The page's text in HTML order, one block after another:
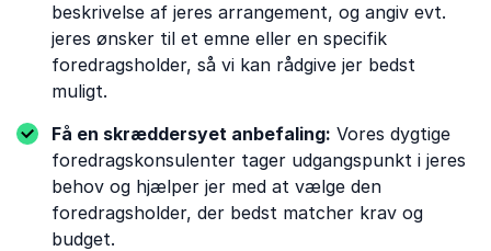
beskrivelse af jeres arrangement, og angiv evt.
jeres ønsker til et emne eller en specifik
foredragsholder, så vi kan rådgive jer bedst
muligt.
Få en skræddersyet anbefaling: Vores dygtige
foredragskonsulenter tager udgangspunkt i jeres
behov og hjælper jer med at vælge den
foredragsholder, der bedst matcher krav og
budget.